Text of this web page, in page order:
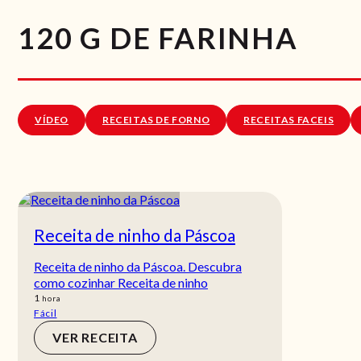
120 G DE FARINHA
VÍDEO RECEITAS DE FORNO RECEITAS FACEIS
Receita de ninho da Páscoa
Receita de ninho da Páscoa. Descubra
como cozinhar Receita de ninho
1 hora
hora
Fácil
VER RECEITA